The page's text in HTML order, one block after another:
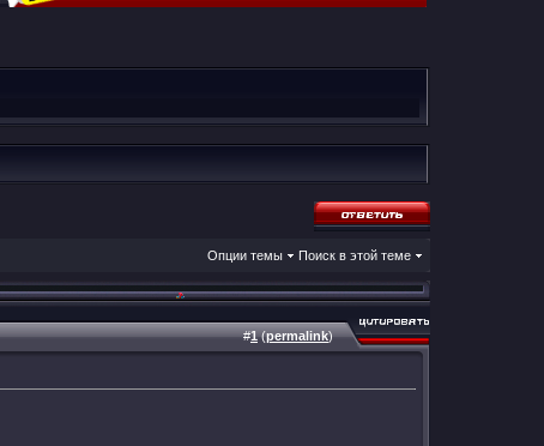
Опции темы Поиск в этой теме
#1(permalink)